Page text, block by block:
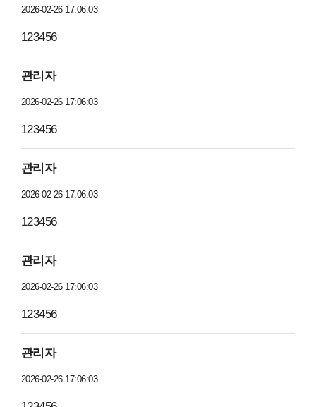
2026-02-26 17:06:03
123456
관리자
2026-02-26 17:06:03
123456
관리자
2026-02-26 17:06:03
123456
관리자
2026-02-26 17:06:03
123456
관리자
2026-02-26 17:06:03